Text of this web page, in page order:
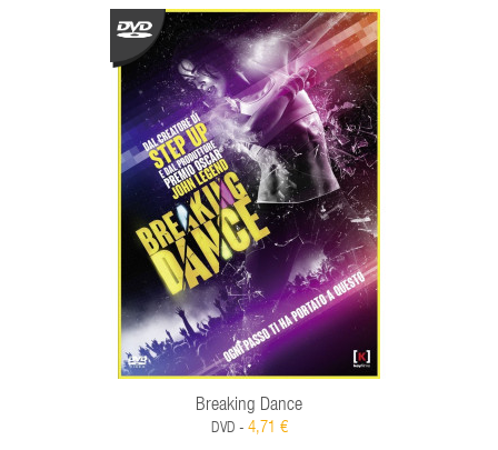
Breaking Dance
DVD - 4,71 €